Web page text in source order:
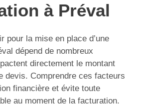
à Préval
pour la mise en place d’une
dépend de nombreux
directement le montant
devis. Comprendre ces facteurs
financière et évite toute
au moment de la facturation.